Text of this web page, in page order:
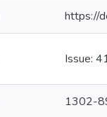
https://
Issue:
1302-